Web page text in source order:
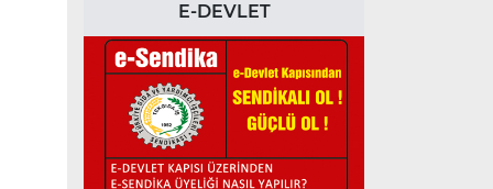
E-DEVLET